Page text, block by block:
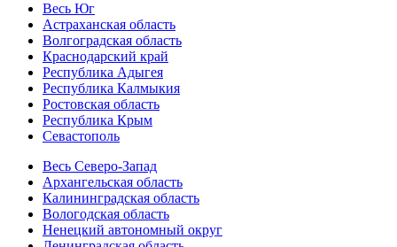
Весь Юг
Астраханская область
Волгоградская область
Краснодарский край
Республика Адыгея
Республика Калмыкия
Ростовская область
Республика Крым
Севастополь
Весь Северо-Запад
Архангельская область
Калининградская область
Вологодская область
Ненецкий автономный округ